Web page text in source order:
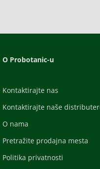
O Probotanic-u
Kontaktirajte nas
Kontaktirajte naše
O nama
Pretražite prodajna mesta
Politika privatnosti